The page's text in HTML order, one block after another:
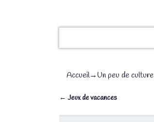
Accueil→Un peu de culture
← Jeux de vacances